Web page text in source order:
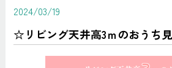
2024/03/19
☆リビング天井高3ｍのおうち